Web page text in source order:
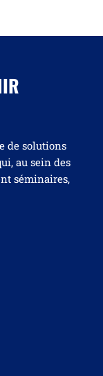
de solutions
au sein des
séminaires,